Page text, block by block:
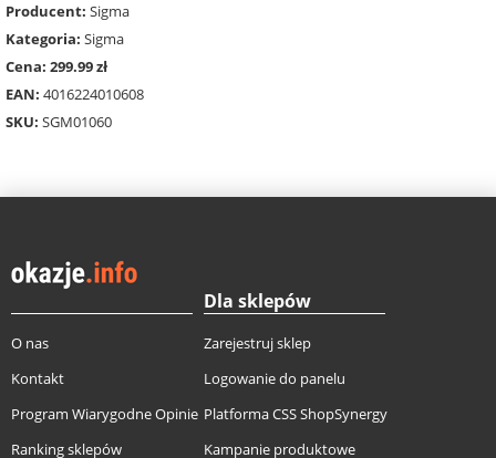
Producent: Sigma
Kategoria: Sigma
Cena: 299.99 zł
EAN: 4016224010608
SKU: SGM01060
O nas
Kontakt
Program Wiarygodne Opinie
Ranking sklepów
Dla sklepów
Zarejestruj sklep
Logowanie do panelu
Platforma CSS ShopSynergy
Kampanie produktowe